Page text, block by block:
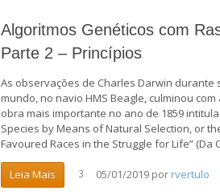
Algoritmos Genéticos com
Parte 2 – Princípios
As observações de Charles Darwin durante
mundo, no navio HMS Beagle, culminou
obra mais importante no ano de 1859
Species by Means of Natural Selection, or
Favoured Races in the Struggle for Life” (Da
Leia Mais 3 05/01/2019 por rvertulo